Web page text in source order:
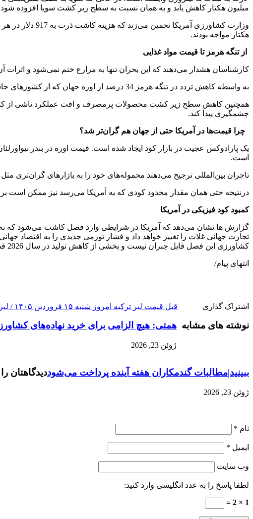
میلیون هکتار کاهش یابد و به همان نسبت به سطح زیر کشت سویا افزوده
هکتار مواجه بودند.
از تنگه هرمز تا قیمت مواد غذایی
کارشناسان هشدار می‌دهند که این بحران تنها به مزارع ختم نمی‌شود و
به واسطه کاهش تردد در تنگه هرمز 34 درصد از اوره جهان که از کشورهای حاشیه خلیج فارس صادر می‌شود حالا متوقف شده است و آمریکا نمی تواند در برابر این شوک‌ها مقاومت کند.
همچنین کاهش سطح زیر کشت محصولات پرمصرف و افت عملکرد ناشی از
چشمگیری پیدا کند.
چرا قیمت‌ها در آمریکا حتی از جهان هم گران‌تر شد؟
است.
تاجران بین‌المللی ترجیح می‌دهند محموله‌های خود را به بازارهای گران‌تری مثل
درنتیجه حتی همان مقدار محدود کودی که به آمریکا می‌رسد نیز ممکن است
کمبود کود فیزیکی در آمریکا
گزارش ها نشان می‌دهد که آمریکا در شرایطی وارد فصل کاشت می‌شود که نه
تجارت جهانی غلات را تغییر خواهد داد و فشار تورمی جدیدی را به اقتصاد
کشاورزی این فصل قابل جبران نیست و بخشی از کاهش تولید در سال 2026 قطعی شده است.
انتهای پیام/
اشتراک گذاری قبل قیمت لیر ترکیه امروز شنبه ۱۵ فروردین ۱۴۰۵ / لیر ترکیه بیش از ۳۵ درصد گران شد
نوشته های مشابه همتی: هیچ الزامی برای خرید نهاده‌های
ژوئن 23, 2026
ببینید|مطالبات گندمکاران هفته آینده پرداخت می‌شود
ژوئن 23, 2026
دیدگاهتان
نام *
ایمیل *
وب‌ سایت
لطفا پاسخ را به عدد انگلیسی وارد کنید:
1 × 2 =